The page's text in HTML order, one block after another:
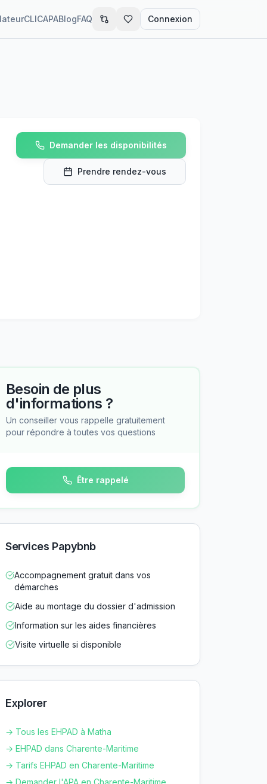
CLICAPABlogFAQ Connexion
Demander les disponibilités
Prendre rendez-vous
Besoin de plus
d'informations ?
Un conseiller vous rappelle gratuitement
pour répondre à toutes vos questions
Être rappelé
Services Papybnb
Accompagnement gratuit dans vos
démarches
Aide au montage du dossier d'admission
Information sur les aides financières
Visite virtuelle si disponible
Explorer
→ Tous les EHPAD à Matha
→ EHPAD dans Charente-Maritime
→ Tarifs EHPAD en Charente-Maritime
→ Demander l'APA en Charente-Maritime